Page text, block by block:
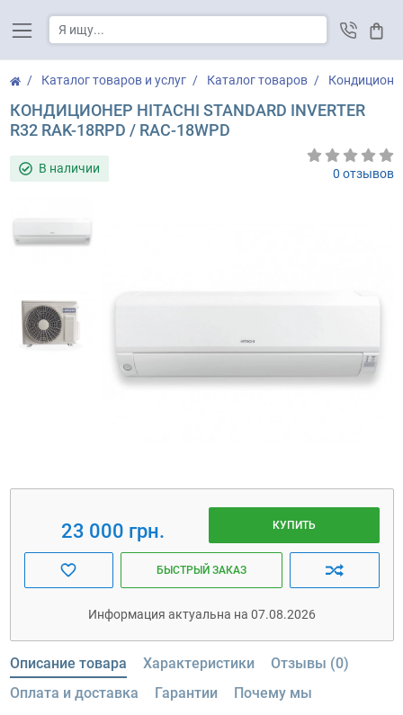
Каталог товаров и услуг Каталог товаров
КОНДИЦИОНЕР HITACHI STANDARD INVERTER
R32 RAK-18RPD / RAC-18WPD
В наличии 0 отзывов
23 000 грн. КУПИТЬ
БЫСТРЫЙ ЗАКАЗ
Информация актуальна на 07.08.2026
Описание товара Характеристики
Отзывы (0)
Оплата и доставка
Гарантии Почему мы